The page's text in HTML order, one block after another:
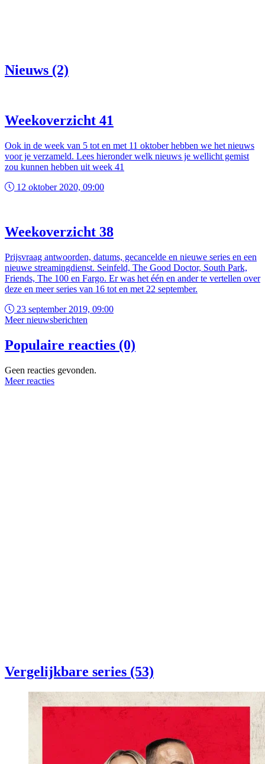
Nieuws (2)
Weekoverzicht 41
Ook in de week van 5 tot en met 11 oktober hebben we het nieuws
voor je verzameld. Lees hieronder welk nieuws je wellicht gemist
zou kunnen hebben uit week 41
12 oktober 2020, 09:00
Weekoverzicht 38
Prijsvraag antwoorden, datums, gecancelde en nieuwe series en een
nieuwe streamingdienst. Seinfeld, The Good Doctor, South Park,
Friends, The 100 en Fargo. Er was het één en ander te vertellen over
deze en meer series van 16 tot en met 22 september.
23 september 2019, 09:00
Meer nieuwsberichten
Populaire reacties (0)
Geen reacties gevonden.
Meer reacties
Vergelijkbare series (53)